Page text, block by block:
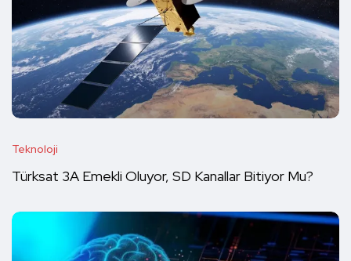
Teknoloji
Türksat 3A Emekli Oluyor, SD Kanallar Bitiyor Mu?